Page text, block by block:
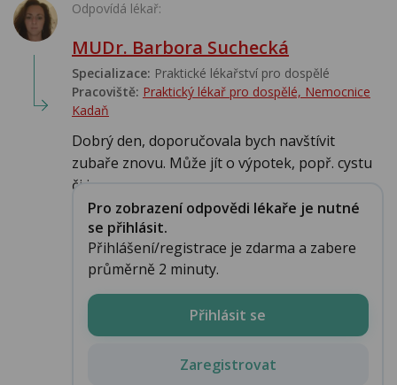
Odpovídá lékař:
MUDr. Barbora Suchecká
Specializace: Praktické lékařství pro dospělé
Pracoviště: Praktický lékař pro dospělé, Nemocnice
Kadaň
Dobrý den, doporučovala bych navštívit
zubaře znovu. Může jít o výpotek, popř. cystu
či j...
Pro zobrazení odpovědi lékaře je nutné
se přihlásit.
Přihlášení/registrace je zdarma a zabere
průměrně 2 minuty.
Přihlásit se
Zaregistrovat